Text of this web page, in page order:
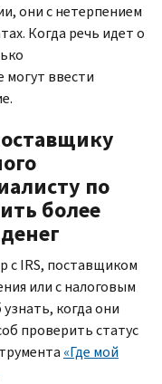
они с нетерпением
Когда речь идет о
ввести
по
более
сIRS, поставщиком
или с налоговым
когда они
проверить статус
«Где мой